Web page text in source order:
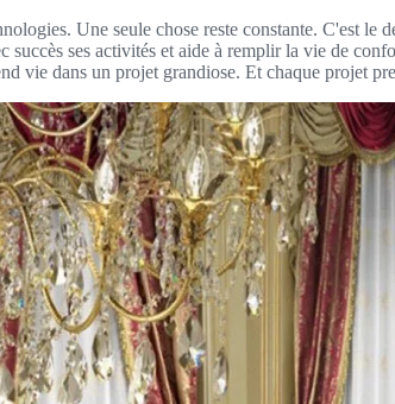
Une seule chose reste constante. C'est le
ses activités et aide à remplir la vie de
dans un projet grandiose. Et chaque projet